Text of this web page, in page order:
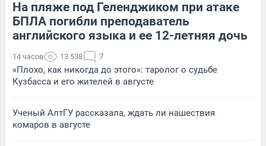
На пляже под Геленджиком при атаке
БПЛА погибли преподаватель
английского языка и ее 12-летняя дочь
14 часов 13 538 7
«Плохо, как никогда до этого»: таролог о судьбе
Кузбасса и его жителей в августе
Ученый АлтГУ рассказала, ждать ли нашествия
комаров в августе